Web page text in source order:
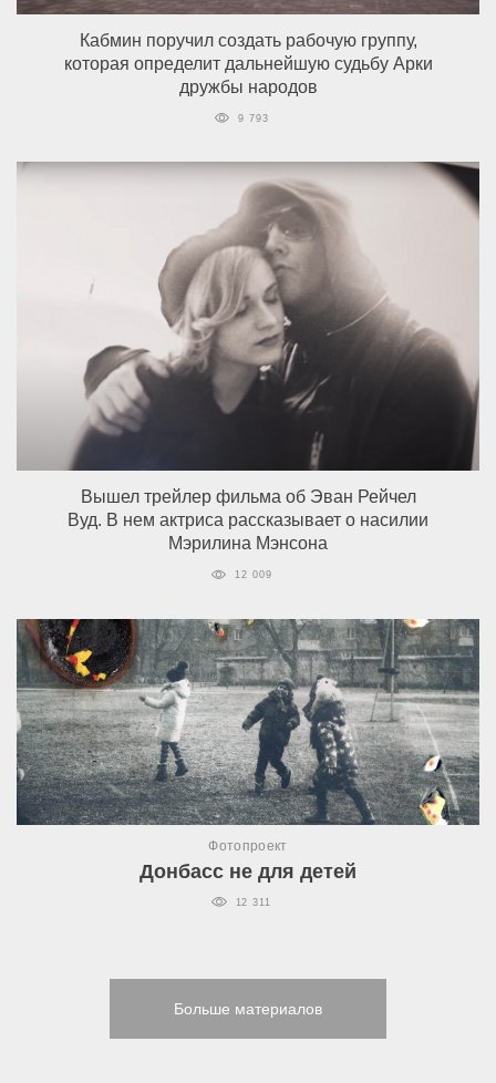
Кабмин поручил создать рабочую группу,
которая определит дальнейшую судьбу Арки
дружбы народов
9 793
Вышел трейлер фильма об Эван Рейчел
Вуд. В нем актриса рассказывает о насилии
Мэрилина Мэнсона
12 009
Фотопроект
Донбасс не для детей
12 311
Больше материалов